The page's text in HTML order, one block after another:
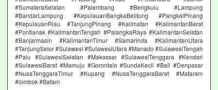
#SumateraSelatan #Palembang #Bengkulu #Lampung
#BandarLampung #KepulauanBangkaBelitung #PangkalPinang
#KepulauanRiau #TanjungPinang #Kalimatan #KalimantanBarat
#Pontianak #KalimantanTengah #PalangkaRaya #KalimantanSelatan
#Banjarmasin #KalimantanTimur #Samarinda #KalimantanUtara
#TanjungSelor #Sulawesi #SulawesiUtara #Manado #SulawesiTengah
#Palu #SulawesiSelatan #Makassar #SulawesiTenggara #Kendari
#SulawesiBarat #Mamuju #Gorontalo #SundaKecil #Bali #Denpasar
#NusaTenggaraTimur #Kupang #NusaTenggaraBarat #Mataram
#lombok #Batam